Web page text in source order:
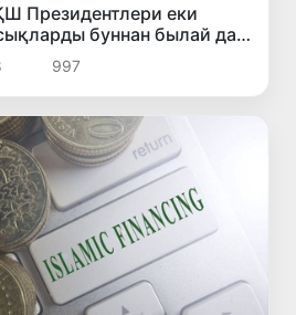
Президентлери еки
буннан былай да
додалады
997